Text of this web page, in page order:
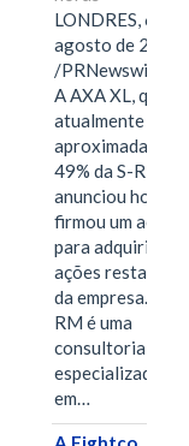
LONDRES, 6 de
agosto de 2026
/PRNewswire/ --
A AXA XL, que
atualmente
49% da S-RM,
anunciou hoje
firmou um
para adquirir as
ações restantes
da empresa. A S-
RM é uma
consultoria
especializada
em…